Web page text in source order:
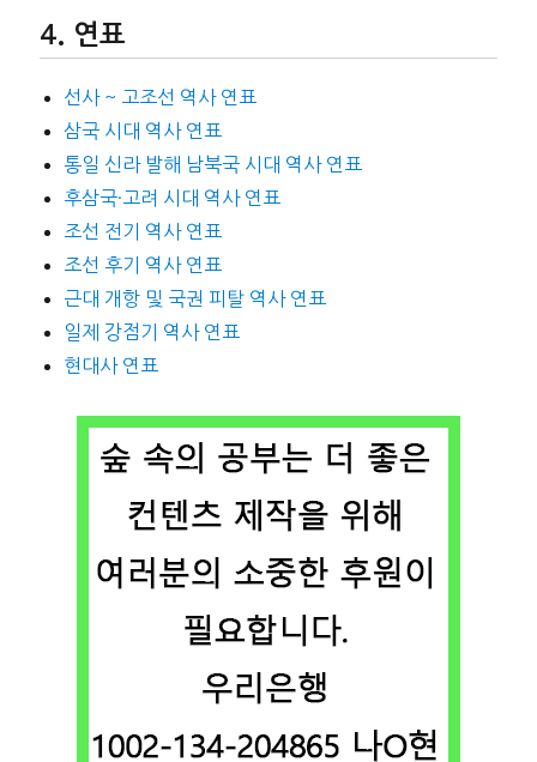
연표
선사 ~ 고조선 역사 연표
삼국 시대 역사 연표
통일 신라 발해 남북국 시대 역사 연표
후삼국·고려 시대 역사 연표
조선 전기 역사 연표
조선 후기 역사 연표
근대 개항 및 국권 피탈 역사 연표
일제 강점기 역사 연표
현대사 연표